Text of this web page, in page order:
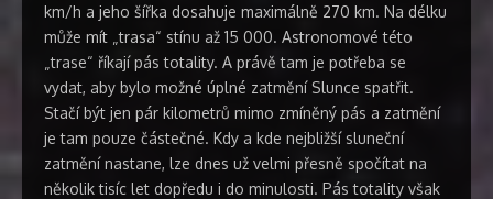
km/h a jeho šířka dosahuje maximálně 270 km. Na délku
může mít „trasa“ stínu až 15 000. Astronomové této
„trase“ říkají pás totality. A právě tam je potřeba se
vydat, aby bylo možné úplné zatmění Slunce spatřit.
Stačí být jen pár kilometrů mimo zmíněný pás a zatmění
je tam pouze částečné. Kdy a kde nejbližší sluneční
zatmění nastane, lze dnes už velmi přesně spočítat na
několik tisíc let dopředu i do minulosti. Pás totality však